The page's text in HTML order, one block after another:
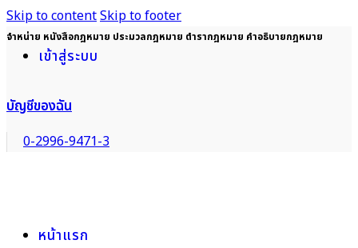
Skip to contentSkip to footer
จำหน่าย หนังสือกฎหมาย ประมวลกฎหมาย ตำรากฎหมาย คำอธิบายกฎหมาย
เข้าสู่ระบบ
บัญชีของฉัน
0-2996-9471-3
หน้าแรก